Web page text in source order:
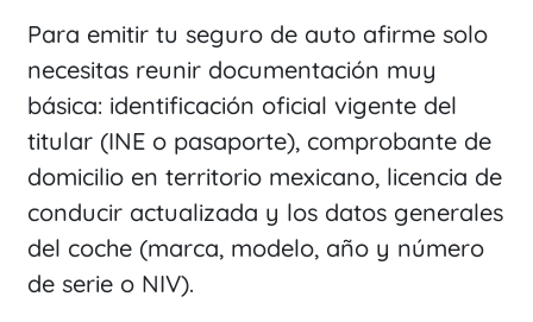
Para emitir tu seguro de auto afirme solo
necesitas reunir documentación muy
básica: identificación oficial vigente del
titular (INE o pasaporte), comprobante de
domicilio en territorio mexicano, licencia de
conducir actualizada y los datos generales
del coche (marca, modelo, año y número
de serie o NIV).